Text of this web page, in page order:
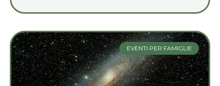
EVENTI PER FAMIGLIE